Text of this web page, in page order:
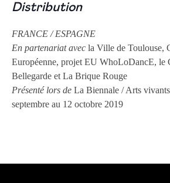
Distribution
FRANCE / ESPAGNE
En partenariat avec la Ville de Toulouse,
Européenne, projet EU WhoLoDancE, le
Bellegarde et La Brique Rouge
Présenté lors de La Biennale / Arts
septembre au 12 octobre 2019